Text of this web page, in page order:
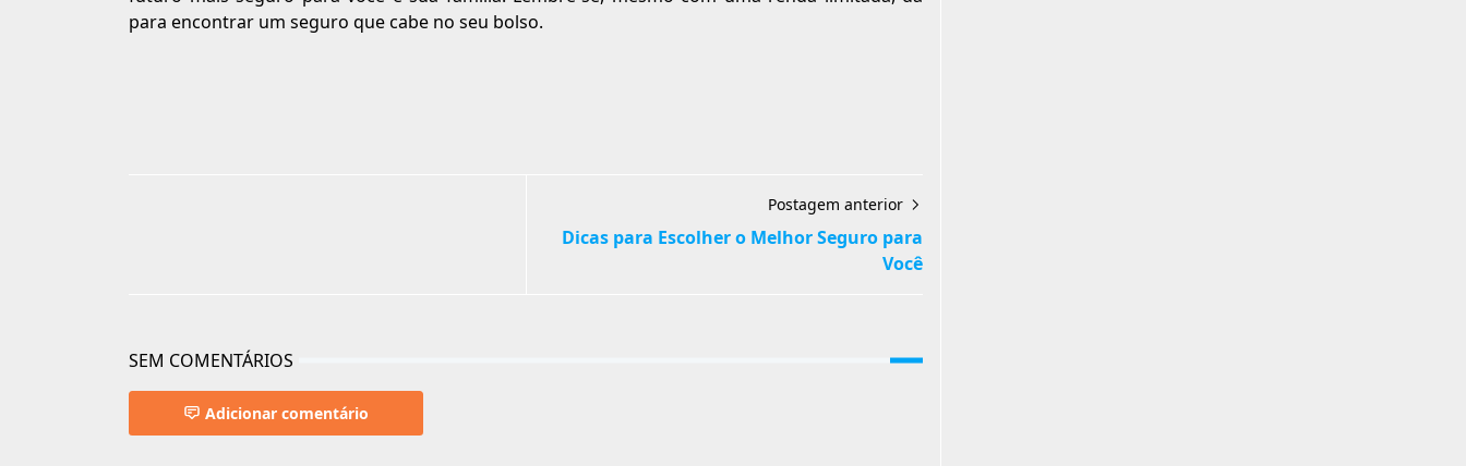
para encontrar um seguro que cabe no seu bolso.
Postagem anterior
Dicas para Escolher o Melhor Seguro para
Você
SEM COMENTÁRIOS
Adicionar comentário